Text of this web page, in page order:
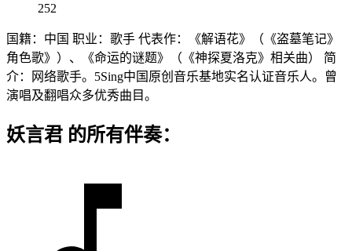
252
国籍：中国 职业：歌手 代表作：《解语花》（《盗墓笔记》
角色歌》）、《命运的谜题》（《神探夏洛克》相关曲） 简
介：网络歌手。5Sing中国原创音乐基地实名认证音乐人。曾
演唱及翻唱众多优秀曲目。
妖言君 的所有伴奏：